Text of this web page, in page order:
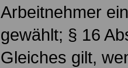
Arbeitnehmer
gewählt; § 16
Gleiches gilt,